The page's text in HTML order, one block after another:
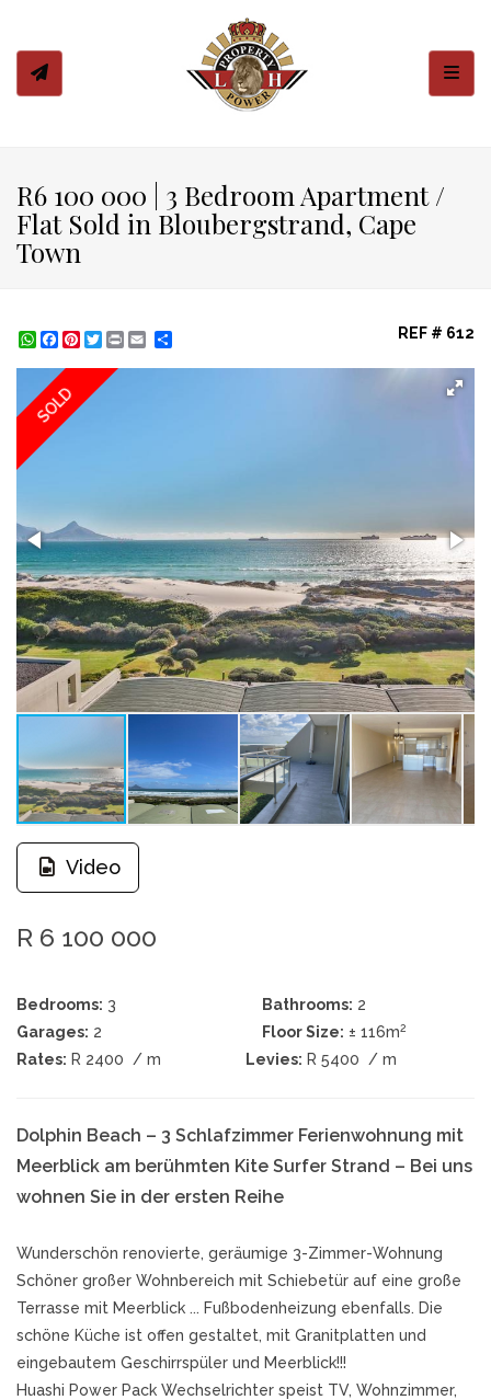
R6 100 000 | 3 Bedroom Apartment /
Flat Sold in Bloubergstrand, Cape
Town
WhatsApp
Facebook
Pinterest
Twitter
Print REF # 612
SOLD
Video
R 6 100 000
Bedrooms: 3 Bathrooms: 2
Garages: 2 Floor Size: ± 116m2
Rates: R 2400 / m Levies: R 5400 / m
Dolphin Beach – 3 Schlafzimmer Ferienwohnung mit
Meerblick am berühmten Kite Surfer Strand – Bei uns
wohnen Sie in der ersten Reihe
Wunderschön renovierte, geräumige 3-Zimmer-Wohnung
Schöner großer Wohnbereich mit Schiebetür auf eine große
Terrasse mit Meerblick ... Fußbodenheizung ebenfalls. Die
schöne Küche ist offen gestaltet, mit Granitplatten und
eingebautem Geschirrspüler und Meerblick!!!
Huashi Power Pack Wechselrichter speist TV, Wohnzimmer,